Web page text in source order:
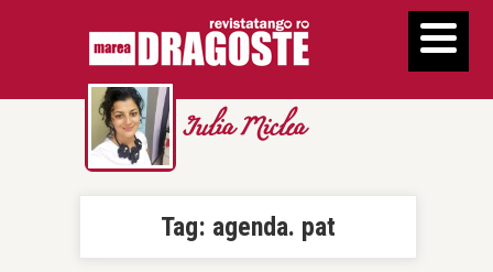
Iulia Miclea
Tag: agenda. pat